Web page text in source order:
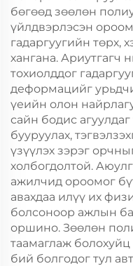
бөгөөд зөөлөн
үйлдвэрлэсэн
гадаргуугийн төрх,
хангана. Ариутгагч
тохиолддог
деформацийг
үеийн олон
сайн бодис
бууруулах,
үзүүлэх зэрэг
холбогдолтой.
ажилчид ороомог
авахдаа илүү их
болсоноор ажлын
оршино. Зөөлөн
таамаглаж
бий болгодог тул